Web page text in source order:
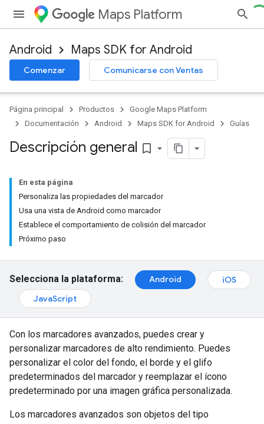
Maps Platform
Android Maps SDK for Android
Comenzar Comunicarse con Ventas
Página principal Productos
Google Maps Platform
Documentación
Android Maps SDK for Android Guías
Descripción general bookmark_border
En esta página
Personaliza las propiedades del marcador
Usa una vista de Android como marcador
Establece el comportamiento de colisión del marcador
Próximo paso
Selecciona la plataforma: Android
iOS
JavaScript
Con los marcadores avanzados, puedes crear y
personalizar marcadores de alto rendimiento. Puedes
personalizar el color del fondo, el borde y el glifo
predeterminados del marcador y reemplazar el ícono
predeterminado por una imagen gráfica personalizada.
Los marcadores avanzados son objetos del tipo